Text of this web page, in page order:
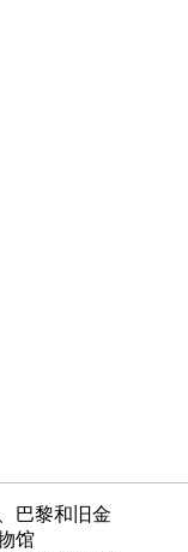
巴黎和旧金
馆